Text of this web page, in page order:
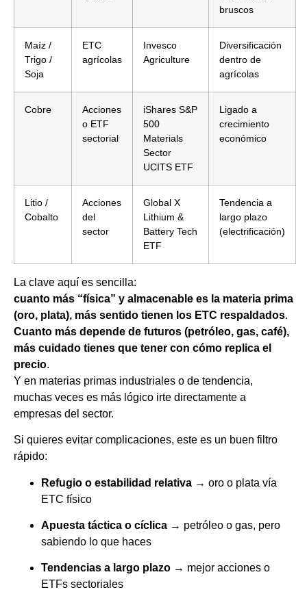
bruscos
Maíz /
Trigo /
Soja
ETC
agrícolas
Invesco
Agriculture
Diversificación
dentro de
agrícolas
Cobre
Acciones
o ETF
sectorial
iShares S&P
500
Materials
Sector
UCITS ETF
Ligado a
crecimiento
económico
Litio /
Cobalto
Acciones
del
sector
Global X
Lithium &
Battery Tech
ETF
Tendencia a
largo plazo
(electrificación)
La clave aquí es sencilla:
cuanto más “física” y almacenable es la materia prima
(oro, plata), más sentido tienen los ETC respaldados.
Cuanto más depende de futuros (petróleo, gas, café),
más cuidado tienes que tener con cómo replica el
precio.
Y en materias primas industriales o de tendencia,
muchas veces es más lógico irte directamente a
empresas del sector.
Si quieres evitar complicaciones, este es un buen filtro
rápido:
Refugio o estabilidad relativa → oro o plata vía
ETC físico
Apuesta táctica o cíclica → petróleo o gas, pero
sabiendo lo que haces
Tendencias a largo plazo → mejor acciones o
ETFs sectoriales